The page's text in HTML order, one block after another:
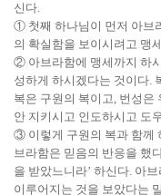
신다.
① 첫째 하나님이 먼저 아브
의 확실함을 보이시려고 맹
② 아브라함에 맹세까지 하
성하게 하시겠다는 것이다.
복은 구원의 복이고, 번성은
안 지키시고 인도하시고 도
③ 이렇게 구원의 복과 함께
브라함은 믿음의 반응을 했
을 받았느니라’ 하신다. 아
이루어지는 것을 보았다는